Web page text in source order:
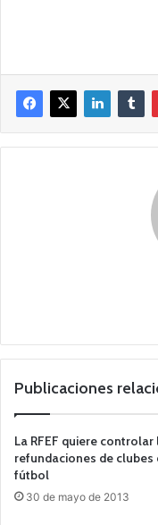
Publicaciones
La RFEF quiere controlar
refundaciones de clubes
fútbol
30 de mayo de 2013